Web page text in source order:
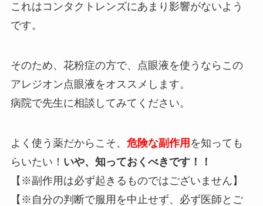
これはコンタクトレンズにあまり影響がないよう
です。
そのため、花粉症の方で、点眼液を使うならこの
アレジオン点眼液をオススメします。
病院で先生に相談してみてください。
よく使う薬だからこそ、 危険な副作用 を知っても
らいたい！ いや、知っておくべきです！！
【※副作用は必ず起きるものではございません】
【※自分の判断で服用を中止せず、必ず医師とご